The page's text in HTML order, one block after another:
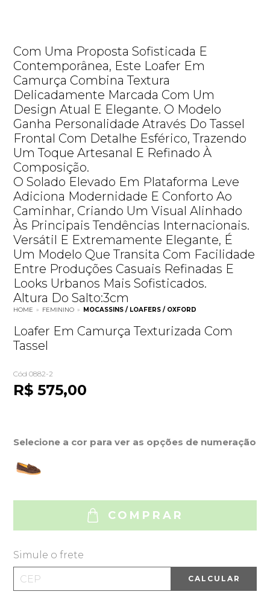
Com Uma Proposta Sofisticada E
Contemporânea, Este Loafer Em
Camurça Combina Textura
Delicadamente Marcada Com Um
Design Atual E Elegante. O Modelo
Ganha Personalidade Através Do Tassel
Frontal Com Detalhe Esférico, Trazendo
Um Toque Artesanal E Refinado À
Composição.
O Solado Elevado Em Plataforma Leve
Adiciona Modernidade E Conforto Ao
Caminhar, Criando Um Visual Alinhado
Às Principais Tendências Internacionais.
Versátil E Extremamente Elegante, É
Um Modelo Que Transita Com Facilidade
Entre Produções Casuais Refinadas E
Looks Urbanos Mais Sofisticados.
Altura Do Salto:3cm
HOME » FEMININO » MOCASSINS / LOAFERS / OXFORD
Loafer Em Camurça Texturizada Com
Tassel
Cód 0882-2
R$ 575,00
Selecione a cor para ver as opções de numeração
COMPRAR
Simule o frete
CALCULAR